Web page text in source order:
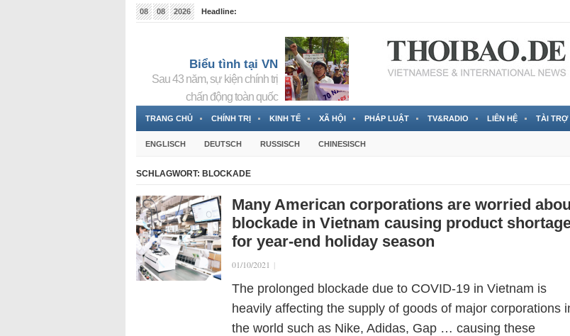
08 08 2026
Headline:
Biểu tình tại VN
Sau 43 năm, sự kiện chính trị
chấn động toàn quốc
TRANG CHỦ CHÍNH TRỊ KINH TẾ XÃ HỘI PHÁP LUẬT TV&RADIO LIÊN HỆ TÀI TRỢ
ENGLISCH DEUTSCH RUSSISCH CHINESISCH
SCHLAGWORT: BLOCKADE
Many American corporations are worried
blockade in Vietnam causing product
for year-end holiday season
01/10/2021 |
The prolonged blockade due to COVID-19 in Vietnam is
heavily affecting the supply of goods of major corporations
the world such as Nike, Adidas, Gap … causing these